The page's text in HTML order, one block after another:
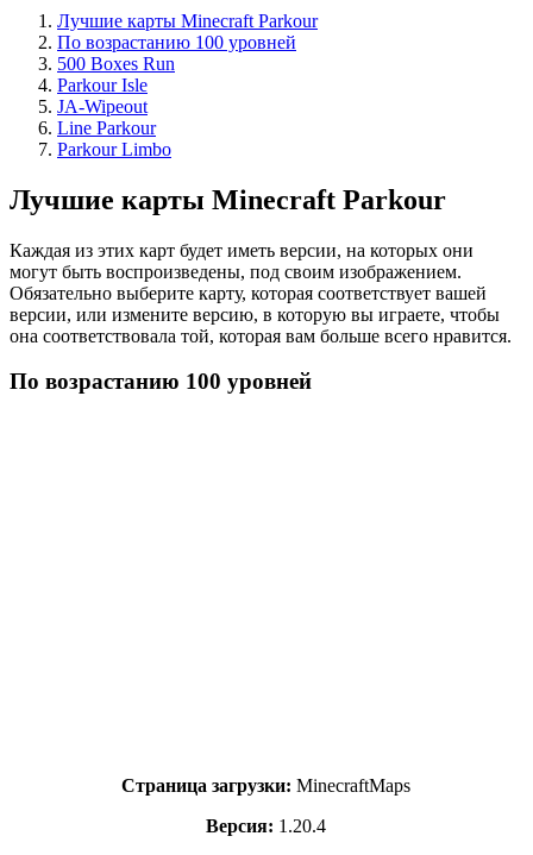
Лучшие карты Minecraft Parkour
По возрастанию 100 уровней
500 Boxes Run
Parkour Isle
JA-Wipeout
Line Parkour
Parkour Limbo
Лучшие карты Minecraft Parkour
Каждая из этих карт будет иметь версии, на которых они
могут быть воспроизведены, под своим изображением.
Обязательно выберите карту, которая соответствует вашей
версии, или измените версию, в которую вы играете, чтобы
она соответствовала той, которая вам больше всего нравится.
По возрастанию 100 уровней
Страница загрузки:MinecraftMaps
Версия: 1.20.4